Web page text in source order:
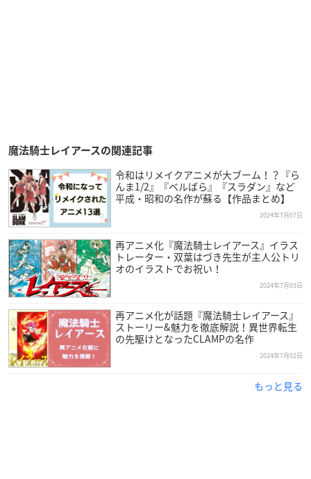
魔法騎士レイアースの関連記事
令和はリメイクアニメが大ブーム！？『ら
んま1/2』『ベルばら』『スラダン』など
平成・昭和の名作が蘇る【作品まとめ】
2024年7月07日
再アニメ化『魔法騎士レイアース』イラス
トレーター・双葉はづき先生が主人公トリ
オのイラストでお祝い！
2024年7月03日
再アニメ化が話題『魔法騎士レイアース』
ストーリー&魅力を徹底解説！異世界転生
の先駆けとなったCLAMPの名作
2024年7月02日
もっと見る